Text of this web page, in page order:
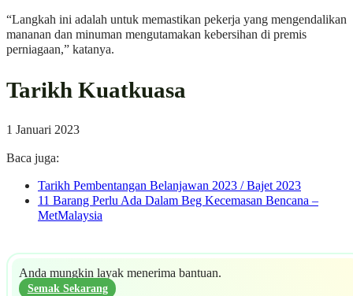
“Langkah ini adalah untuk memastikan pekerja yang mengendalikan
mananan dan minuman mengutamakan kebersihan di premis
perniagaan,” katanya.
Tarikh Kuatkuasa
1 Januari 2023
Baca juga:
Tarikh Pembentangan Belanjawan 2023 / Bajet 2023
11 Barang Perlu Ada Dalam Beg Kecemasan Bencana –
MetMalaysia
Anda mungkin layak menerima bantuan.
Semak Sekarang